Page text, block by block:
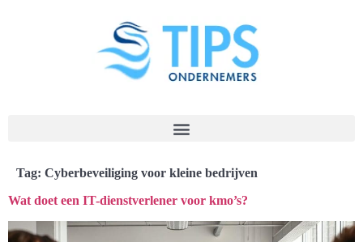
Tag: Cyberbeveiliging voor kleine bedrijven
Wat doet een IT-dienstverlener voor kmo’s?